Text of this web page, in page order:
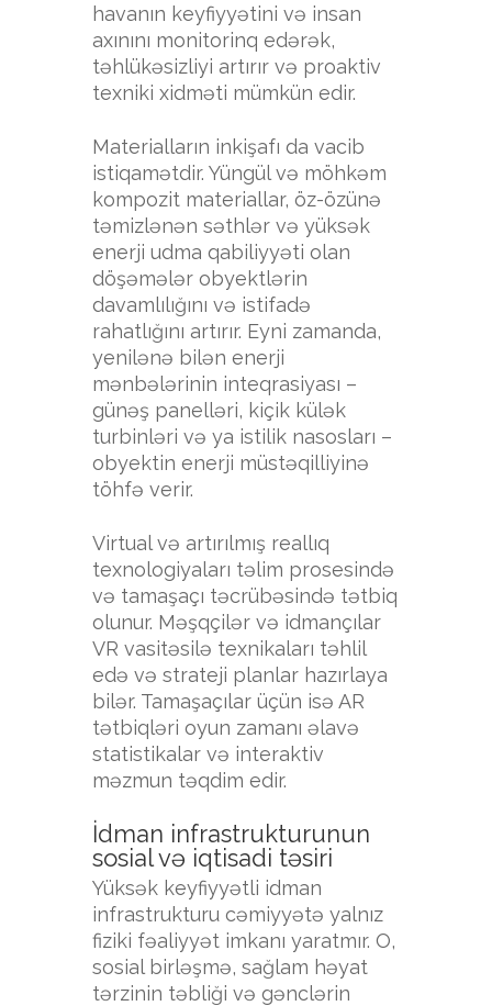
havanın keyfiyyətini və insan
axınını monitorinq edərək,
təhlükəsizliyi artırır və proaktiv
texniki xidməti mümkün edir.
Materialların inkişafı da vacib
istiqamətdir. Yüngül və möhkəm
kompozit materiallar, öz-özünə
təmizlənən səthlər və yüksək
enerji udma qabiliyyəti olan
döşəmələr obyektlərin
davamlılığını və istifadə
rahatlığını artırır. Eyni zamanda,
yenilənə bilən enerji
mənbələrinin inteqrasiyası –
günəş panelləri, kiçik külək
turbinləri və ya istilik nasosları –
obyektin enerji müstəqilliyinə
töhfə verir.
Virtual və artırılmış reallıq
texnologiyaları təlim prosesində
və tamaşaçı təcrübəsində tətbiq
olunur. Məşqçilər və idmançılar
VR vasitəsilə texnikaları təhlil
edə və strateji planlar hazırlaya
bilər. Tamaşaçılar üçün isə AR
tətbiqləri oyun zamanı əlavə
statistikalar və interaktiv
məzmun təqdim edir.
İdman infrastrukturunun
sosial və iqtisadi təsiri
Yüksək keyfiyyətli idman
infrastrukturu cəmiyyətə yalnız
fiziki fəaliyyət imkanı yaratmır. O,
sosial birləşmə, sağlam həyat
tərzinin təbliği və gənclərin